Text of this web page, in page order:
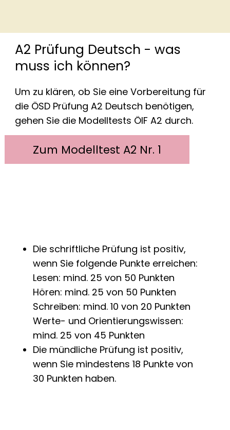
A2 Prüfung Deutsch - was
muss ich können?
Um zu klären, ob Sie eine Vorbereitung für
die ÖSD Prüfung A2 Deutsch benötigen,
gehen Sie die Modelltests ÖIF A2 durch.
Zum Modelltest A2 Nr. 1
Die schriftliche Prüfung ist positiv,
wenn Sie folgende Punkte erreichen:
Lesen: mind. 25 von 50 Punkten
Hören: mind. 25 von 50 Punkten
Schreiben: mind. 10 von 20 Punkten
Werte- und Orientierungswissen:
mind. 25 von 45 Punkten
Die mündliche Prüfung ist positiv,
wenn Sie mindestens 18 Punkte von
30 Punkten haben.